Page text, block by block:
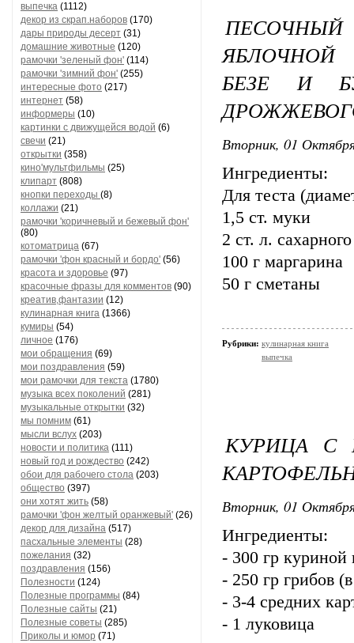
выпечка (1112)
декор из скрап.наборов (170)
дары природы десерт (31)
домашние животные (120)
рамочки 'зеленый фон' (114)
рамочки 'зимний фон' (255)
интересные фото (217)
интернет (58)
информеры (10)
картинки с движущейся водой (6)
свечи (21)
открытки (358)
кино'мультфильмы (25)
клипарт (808)
кнопки переходы (8)
коллажи (21)
рамочки 'коричневый и бежевый фон'
(80)
котоматрица (67)
рамочки 'фон красный и бордо' (56)
красота и здоровье (97)
красочные фразы для комментов (90)
креатив,фантазии (12)
кулинарная книга (1366)
кумиры (54)
личное (176)
мои обращения (69)
мои поздравления (59)
мои рамочки для текста (1780)
музыка всех поколений (281)
музыкальные открытки (32)
мы помним (61)
мысли вслух (203)
новости и политика (111)
новый год и рождество (242)
обои для рабочего стола (203)
общество (397)
они хотят жить (58)
рамочки 'фон желтый оранжевый' (26)
декор для дизайна (517)
пасхальные элементы (28)
пожелания (32)
поздравления (156)
Полезности (124)
Полезные программы (84)
Полезные сайты (21)
Полезные советы (285)
Приколы и юмор (71)
БЕЗЕ И
Вторник, 01
Ингредиенты:
Для теста
1,5 ст. муки
2 ст. л.
100 г маргарина
50 г сметаны
Рубрики: кулинарная книга
выпечка
КУРИЦА С
Вторник, 01
Ингредиенты:
- 300 гр
- 250 гр грибов
- 3-4 средних
- 1 луковица